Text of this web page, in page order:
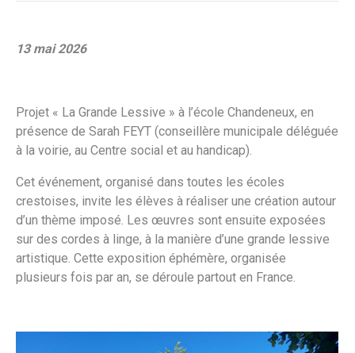
13 mai 2026
Projet « La Grande Lessive » à l’école Chandeneux, en
présence de Sarah FEYT (conseillère municipale déléguée
à la voirie, au Centre social et au handicap).
Cet événement, organisé dans toutes les écoles
crestoises, invite les élèves à réaliser une création autour
d’un thème imposé. Les œuvres sont ensuite exposées
sur des cordes à linge, à la manière d’une grande lessive
artistique. Cette exposition éphémère, organisée
plusieurs fois par an, se déroule partout en France.